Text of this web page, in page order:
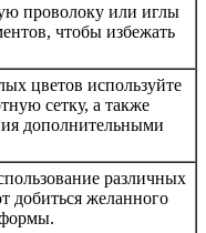
проволоку или иглы
чтобы избежать
цветов используйте
сетку, а также
дополнительными
различных
добиться желанного